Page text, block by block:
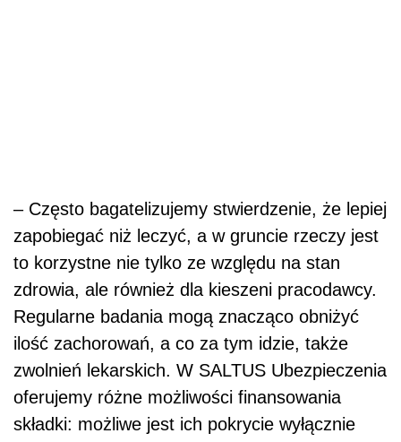
– Często bagatelizujemy stwierdzenie, że lepiej
zapobiegać niż leczyć, a w gruncie rzeczy jest
to korzystne nie tylko ze względu na stan
zdrowia, ale również dla kieszeni pracodawcy.
Regularne badania mogą znacząco obniżyć
ilość zachorowań, a co za tym idzie, także
zwolnień lekarskich. W SALTUS Ubezpieczenia
oferujemy różne możliwości finansowania
składki: możliwe jest ich pokrycie wyłącznie